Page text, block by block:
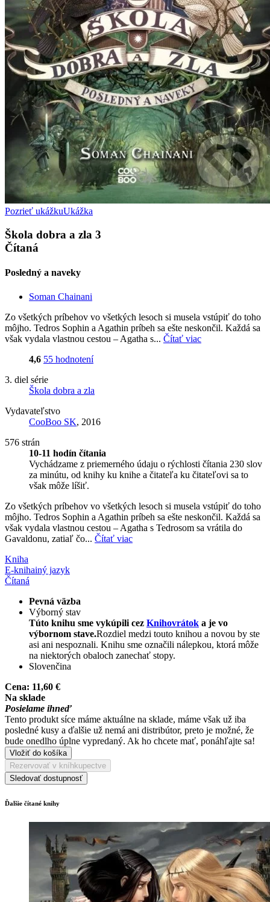
Pozrieť ukážkuUkážka
Škola dobra a zla 3
Čítaná
Posledný a naveky
Soman Chainani
Zo všetkých príbehov vo všetkých lesoch si musela vstúpiť do toho
môjho. Tedros Sophin a Agathin príbeh sa ešte neskončil. Každá sa
však vydala vlastnou cestou – Agatha s... Čítať viac
4,6 55 hodnotení
3. diel série
Škola dobra a zla
Vydavateľstvo
CooBoo SK, 2016
576 strán
10-11 hodín čítania
Vychádzame z priemerného údaju o rýchlosti čítania 230 slov
za minútu, od knihy ku knihe a čitateľa ku čitateľovi sa to
však môže líšiť.
Zo všetkých príbehov vo všetkých lesoch si musela vstúpiť do toho
môjho. Tedros Sophin a Agathin príbeh sa ešte neskončil. Každá sa
však vydala vlastnou cestou – Agatha s Tedrosom sa vrátila do
Gavaldonu, zatiaľ čo... Čítať viac
Kniha
E-knihainý jazyk
Čítaná
Pevná väzba
Výborný stav
Túto knihu sme vykúpili cez Knihovrátok a je vo
výbornom stave.Rozdiel medzi touto knihou a novou by ste
asi ani nespoznali. Knihu sme označili nálepkou, ktorá môže
na niektorých obaloch zanechať stopy.
Slovenčina
Cena: 11,60 €
Na sklade
Posielame ihneď
Tento produkt síce máme aktuálne na sklade, máme však už iba
posledné kusy a ďalšie už nemá ani distribútor, preto je možné, že
bude onedlho úplne vypredaný. Ak ho chcete mať, ponáhľajte sa!
Vložiť do košíka
Rezervovať v kníhkupectve
Sledovať dostupnosť
Ďalšie čítané knihy